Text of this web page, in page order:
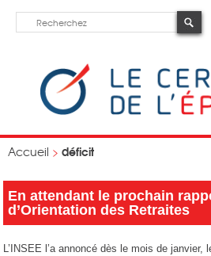
Accueil > déficit
En attendant le prochain
d’Orientation des Retraites
L’INSEE l’a annoncé dès le mois de